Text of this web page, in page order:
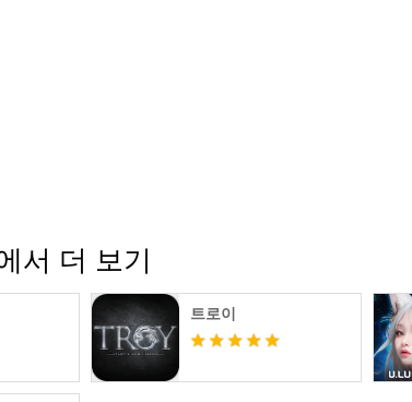
서 더 보기
트로이